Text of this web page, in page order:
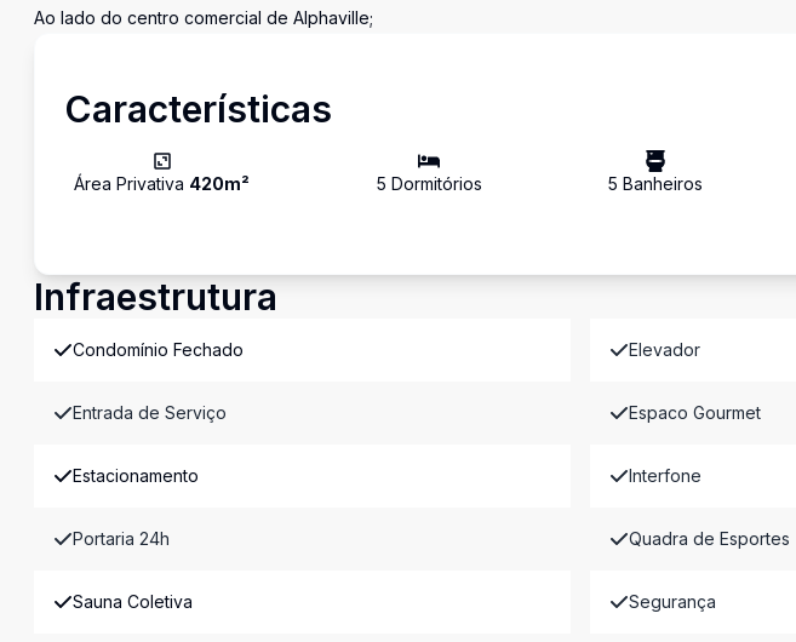
Ao lado do centro comercial de Alphaville;
Características
Área Privativa 420m² 5 Dormitórios 5 Banheiros
Infraestrutura
Condomínio Fechado Elevador
Entrada de Serviço Espaco Gourmet
Estacionamento Interfone
Portaria 24h Quadra de Esportes
Sauna Coletiva Segurança